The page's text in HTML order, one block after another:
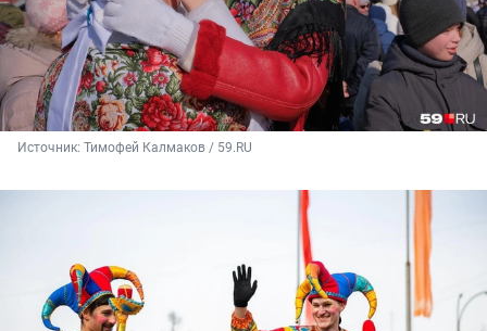
Источник: Тимофей Калмаков / 59.RU